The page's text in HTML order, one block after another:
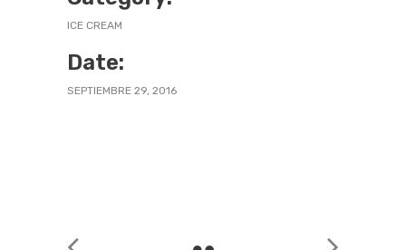
ICE CREAM
Date:
SEPTIEMBRE 29, 2016